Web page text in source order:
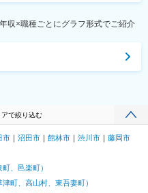
収×職種ごとにグラフ形式でご紹介
で絞り込む
市 沼田市 館林市 渋川市
藤岡市
、邑楽町）
町、高山村、東吾妻町）